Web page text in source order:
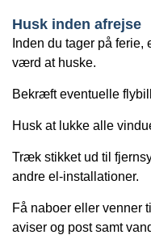
Husk inden afrejse
Inden du tager på
værd at huske.
Bekræft eventuelle
Husk at lukke alle
Træk stikket ud til
andre el-installationer.
Få naboer eller venner
aviser og post samt